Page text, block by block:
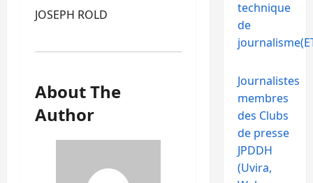
JOSEPH ROLD
About The
Author
technique
de
Journalistes
membres
des Clubs
de presse
JPDDH
(Uvira,